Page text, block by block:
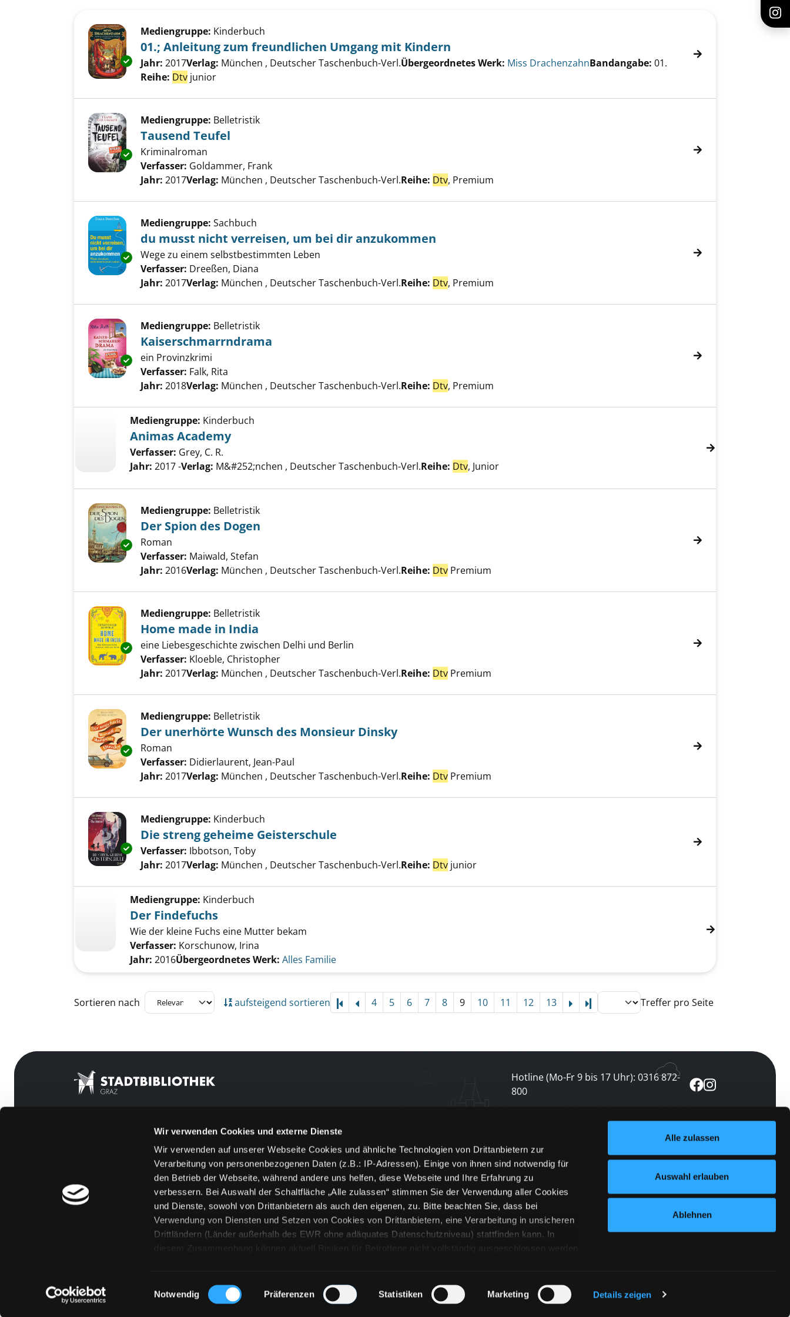
Wir verwenden Cookies und externe Dienste
Wir verwenden auf unserer Webseite Cookies und ähnliche Technologien von Drittanbietern zur
Verarbeitung von personenbezogenen Daten (z.B.: IP-Adressen). Einige von ihnen sind notwendig für
den Betrieb der Webseite, während andere uns helfen, diese Webseite und Ihre Erfahrung zu
verbessern. Bei Auswahl der Schaltfläche „Alle zulassen“ stimmen Sie der Verwendung aller Cookies
und Dienste, sowohl von Drittanbietern als auch den eigenen, zu. Bitte beachten Sie, dass bei
Verwendung von Diensten und Setzen von Cookies von Drittanbietern, eine Verarbeitung in unsicheren
Drittländern (Länder außerhalb des EWR ohne adäquates Datenschutzniveau) stattfinden kann. In
diesem Zusammenhang können aktuell Risiken für Betroffene nicht vollständig ausgeschlossen werden.
„Details zeigen“ finden Sie Erklärungen zu den verschiedenen Kategorien von Cookies und ähnlichen
Technologien. Selbstverständlich können Sie über unsere „Cookie-Einstellungen“ unter dem Button links
Einwilligungsauswahl
Notwendig Präferenzen Statistiken Marketing Details zeigen
Alle zulassen
Auswahl erlauben
Ablehnen
Exemplar-Details von 01.; Anleitung zum freundlichen Umgang mit Kindern anzeigen
Mediengruppe: Kinderbuch
01.; Anleitung zum freundlichen Umgang mit Kindern
Suche nach diesem Verfasser
Jahr: 2017Verlag: München , Deutscher Taschenbuch-Verl.Übergeordnetes Werk: Miss DrachenzahnBandangabe: 01.
Reihe: Dtv junior
Exemplar-Details von Tausend Teufel anzeigen
Mediengruppe: Belletristik
Tausend Teufel
Kriminalroman
Verfasser: Goldammer, Frank
Jahr: 2017Verlag: München , Deutscher Taschenbuch-Verl.Reihe: Dtv, Premium
Exemplar-Details von du musst nicht verreisen, um bei dir anzukommen anzeigen
Mediengruppe: Sachbuch
du musst nicht verreisen, um bei dir anzukommen
Wege zu einem selbstbestimmten Leben
Verfasser: Dreeßen, Diana
Jahr: 2017Verlag: München , Deutscher Taschenbuch-Verl.Reihe: Dtv, Premium
Exemplar-Details von Kaiserschmarrndrama anzeigen
Mediengruppe: Belletristik
Kaiserschmarrndrama
ein Provinzkrimi
Verfasser: Falk, Rita
Jahr: 2018Verlag: München , Deutscher Taschenbuch-Verl.Reihe: Dtv, Premium
Mediengruppe: Kinderbuch
Animas Academy
Verfasser: Grey, C. R.
Jahr: 2017 -Verlag: M&#252;nchen , Deutscher Taschenbuch-Verl.Reihe: Dtv, Junior
Exemplar-Details von Der Spion des Dogen anzeigen
Mediengruppe: Belletristik
Der Spion des Dogen
Roman
Verfasser: Maiwald, Stefan
Jahr: 2016Verlag: München , Deutscher Taschenbuch-Verl.Reihe: Dtv Premium
Exemplar-Details von Home made in India anzeigen
Mediengruppe: Belletristik
Home made in India
eine Liebesgeschichte zwischen Delhi und Berlin
Verfasser: Kloeble, Christopher
Jahr: 2017Verlag: München , Deutscher Taschenbuch-Verl.Reihe: Dtv Premium
Exemplar-Details von Der unerhörte Wunsch des Monsieur Dinsky anzeigen
Mediengruppe: Belletristik
Der unerhörte Wunsch des Monsieur Dinsky
Roman
Verfasser: Didierlaurent, Jean-Paul
Jahr: 2017Verlag: München , Deutscher Taschenbuch-Verl.Reihe: Dtv Premium
Exemplar-Details von Die streng geheime Geisterschule anzeigen
Mediengruppe: Kinderbuch
Die streng geheime Geisterschule
Verfasser: Ibbotson, Toby
Jahr: 2017Verlag: München , Deutscher Taschenbuch-Verl.Reihe: Dtv junior
Mediengruppe: Kinderbuch
Der Findefuchs
Wie der kleine Fuchs eine Mutter bekam
Verfasser: Korschunow, Irina
Jahr: 2016Übergeordnetes Werk: Alles Familie
Zu den Suchfiltern springen
Sortieren nach aufsteigend sortieren 4 5 6 7 8 9 10 11 12 13 Letzte SeiteTreffer pro Seite
Hotline (Mo-Fr 9 bis 17 Uhr): 0316 872-
800
[kju:b]
Feedback
Kontakt
Über uns
Jobs
Medienwunsch
FAQs
Newsletter abonnieren
und keine Veranstaltung verpassen
jetzt abonnieren